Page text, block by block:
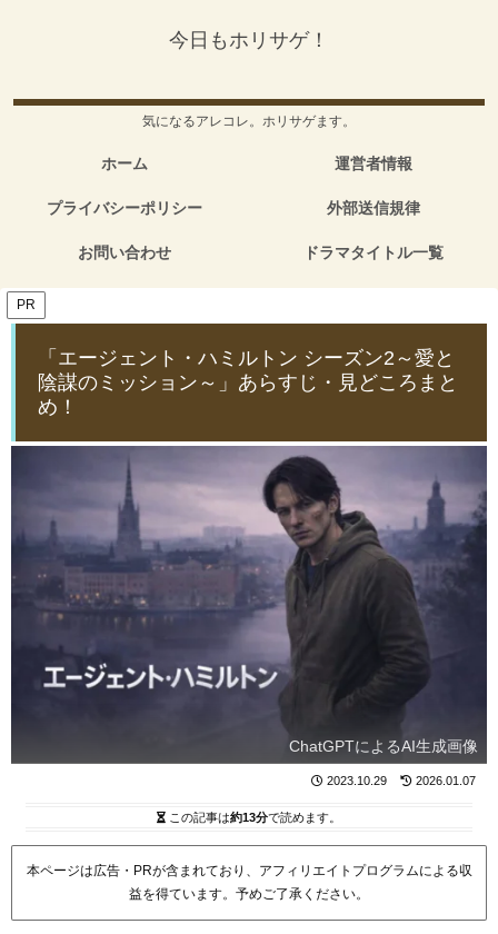
今日もホリサゲ！
気になるアレコレ。ホリサゲます。
ホーム 運営者情報
プライバシーポリシー 外部送信規律
お問い合わせ ドラマタイトル一覧
PR
「エージェント・ハミルトン シーズン2～愛と
陰謀のミッション～」あらすじ・見どころまと
め！
ChatGPTによるAI生成画像
2023.10.29 2026.01.07
この記事は約13分で読めます。
本ページは広告・PRが含まれており、アフィリエイトプログラムによる収
益を得ています。予めご了承ください。